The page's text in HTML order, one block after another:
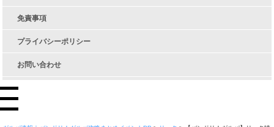
免責事項
プライバシーポリシー
お問い合わせ